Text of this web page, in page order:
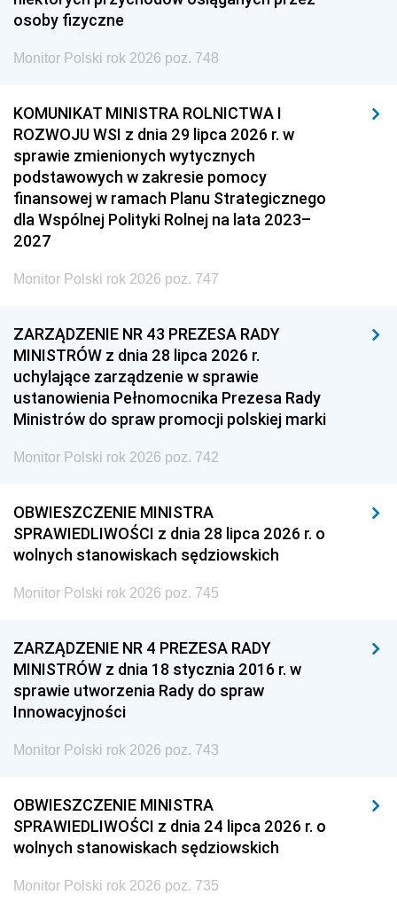
osoby fizyczne
Monitor Polski rok 2026 poz. 748
KOMUNIKAT MINISTRA ROLNICTWA I
ROZWOJU WSI z dnia 29 lipca 2026 r. w
sprawie zmienionych wytycznych
podstawowych w zakresie pomocy
finansowej w ramach Planu Strategicznego
dla Wspólnej Polityki Rolnej na lata 2023–
2027
Monitor Polski rok 2026 poz. 747
ZARZĄDZENIE NR 43 PREZESA RADY
MINISTRÓW z dnia 28 lipca 2026 r.
uchylające zarządzenie w sprawie
ustanowienia Pełnomocnika Prezesa Rady
Ministrów do spraw promocji polskiej marki
Monitor Polski rok 2026 poz. 742
OBWIESZCZENIE MINISTRA
SPRAWIEDLIWOŚCI z dnia 28 lipca 2026 r. o
wolnych stanowiskach sędziowskich
Monitor Polski rok 2026 poz. 745
ZARZĄDZENIE NR 4 PREZESA RADY
MINISTRÓW z dnia 18 stycznia 2016 r. w
sprawie utworzenia Rady do spraw
Innowacyjności
Monitor Polski rok 2026 poz. 743
OBWIESZCZENIE MINISTRA
SPRAWIEDLIWOŚCI z dnia 24 lipca 2026 r. o
wolnych stanowiskach sędziowskich
Monitor Polski rok 2026 poz. 735